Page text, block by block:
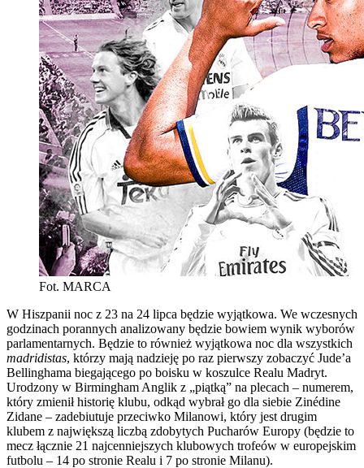
Fot. MARCA
W Hiszpanii noc z 23 na 24 lipca będzie wyjątkowa. We wczesnych
godzinach porannych analizowany będzie bowiem wynik wyborów
parlamentarnych. Będzie to również wyjątkowa noc dla wszystkich
madridistas, którzy mają nadzieję po raz pierwszy zobaczyć Jude’a
Bellinghama biegającego po boisku w koszulce Realu Madryt.
Urodzony w Birmingham Anglik z „piątką” na plecach – numerem,
który zmienił historię klubu, odkąd wybrał go dla siebie Zinédine
Zidane – zadebiutuje przeciwko Milanowi, który jest drugim
klubem z największą liczbą zdobytych Pucharów Europy (będzie to
mecz łącznie 21 najcenniejszych klubowych trofeów w europejskim
futbolu – 14 po stronie Realu i 7 po stronie Milanu).